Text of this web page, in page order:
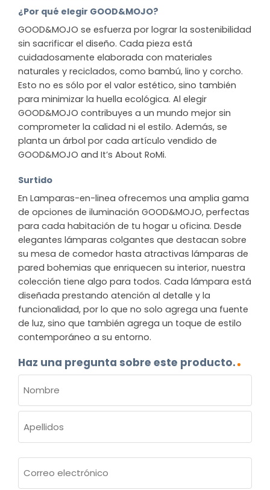
¿Por qué elegir GOOD&MOJO?
GOOD&MOJO se esfuerza por lograr la sostenibilidad
sin sacrificar el diseño. Cada pieza está
cuidadosamente elaborada con materiales
naturales y reciclados, como bambú, lino y corcho.
Esto no es sólo por el valor estético, sino también
para minimizar la huella ecológica. Al elegir
GOOD&MOJO contribuyes a un mundo mejor sin
comprometer la calidad ni el estilo. Además, se
planta un árbol por cada artículo vendido de
GOOD&MOJO and It’s About RoMi.
Surtido
En Lamparas-en-linea ofrecemos una amplia gama
de opciones de iluminación GOOD&MOJO, perfectas
para cada habitación de tu hogar u oficina. Desde
elegantes lámparas colgantes que destacan sobre
su mesa de comedor hasta atractivas lámparas de
pared bohemias que enriquecen su interior, nuestra
colección tiene algo para todos. Cada lámpara está
diseñada prestando atención al detalle y la
funcionalidad, por lo que no solo agrega una fuente
de luz, sino que también agrega un toque de estilo
contemporáneo a su entorno.
Haz una pregunta sobre este producto.
(OBLIGATORIO)
Nombre
electrónico